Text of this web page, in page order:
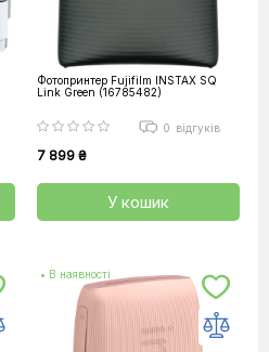
Фотопринтер Fujifilm INSTAX SQ
Link Green (16785482)
0 відгуків
7 899 ₴
У кошик
• В наявності